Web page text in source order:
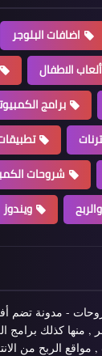
اضافات البلوجر
ألعاب الاطفال
برامج
شروحات
ويندوز
- مدونة تضم
, منها كذلك برامج
, مواقع الربح من